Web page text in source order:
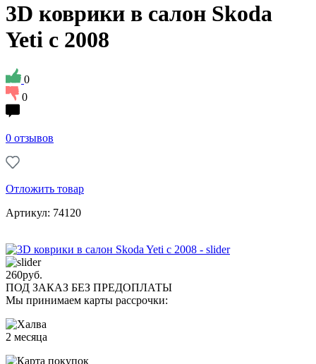
3D коврики в салон Skoda
Yeti с 2008
0
0
0 отзывов
Отложить товар
Артикул: 74120
260руб.
ПОД ЗАКАЗ БЕЗ ПРЕДОПЛАТЫ
Мы принимаем карты рассрочки:
2 месяца